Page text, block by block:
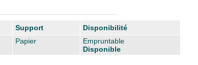
Support
Disponibilité
Papier
Empruntable
Disponible